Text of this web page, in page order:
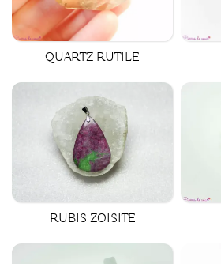
QUARTZ RUTILE
RUBIS ZOISITE